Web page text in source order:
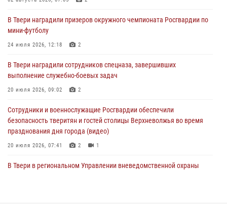
27 июля 2026, 08:29
В Твери наградили призеров окружного чемпионата Росгвардии по
мини-футболу
24 июля 2026, 12:18 2
Росгвардейцы оказали помощь водителю на дороге в городе Кашин
22 июля 2026, 08:35
В Твери наградили призеров окружного чемпионата Росгвардии по
мини-футболу
24 июля 2026, 12:18 2
В Твери наградили сотрудников спецназа, завершивших
выполнение служебно-боевых задач
20 июля 2026, 09:02 2
Сотрудники и военнослужащие Росгвардии обеспечили
безопасность тверитян и гостей столицы Верхневолжья во время
празднования дня города (видео)
20 июля 2026, 07:41 2 1
В Твери в региональном Управлении вневедомственной охраны